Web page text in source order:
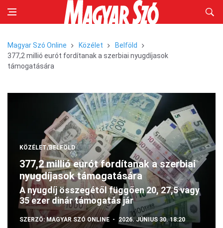
Magyar Szó Online Közélet
Belföld
377,2 millió eurót fordítanak a szerbiai nyugdíjasok
támogatására
KÖZÉLET/BELFÖLD
377,2 millió eurót fordítanak a szerbiai
nyugdíjasok támogatására
A nyugdíj összegétől függően 20, 27,5 vagy
35 ezer dinár támogatás jár
SZERZŐ:MAGYAR SZÓ ONLINE 2026. JÚNIUS 30. 18:20